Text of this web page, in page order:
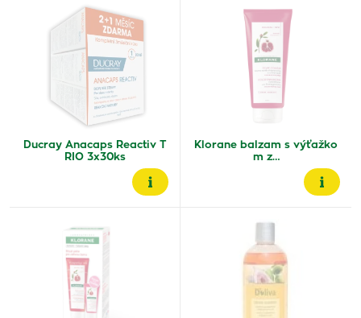
Ducray Anacaps Reactiv T
RIO 3x30ks
Klorane balzam s výťažko
m z…